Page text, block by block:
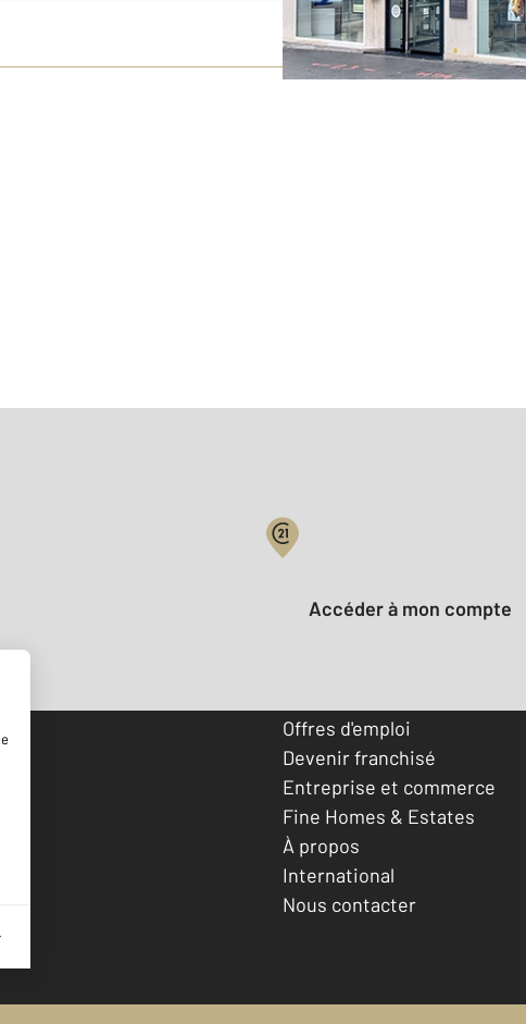
Votre compte :
Accéder à mon compte
Offres d'emploi
Devenir franchisé
Entreprise et commerce
Fine Homes & Estates
À propos
International
Nous contacter